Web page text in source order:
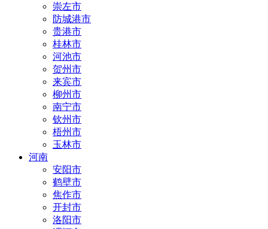
崇左市
防城港市
贵港市
桂林市
河池市
贺州市
来宾市
柳州市
南宁市
钦州市
梧州市
玉林市
河南
安阳市
鹤壁市
焦作市
开封市
洛阳市